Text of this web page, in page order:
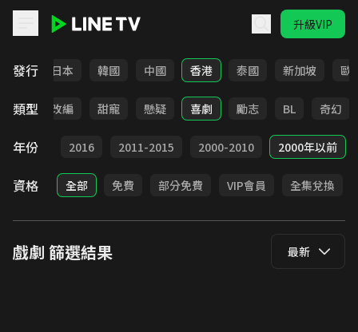
升級VIP
發行
台灣 日本 韓國 中國 香港 泰國 新加坡 歐
類型
都會 改編 甜寵 懸疑 喜劇 勵志 BL 奇幻
年份
2017 2016 2011-2015 2000-2010 2000年以前
資格 全部 免費 部分免費 VIP會員 全集兌換
戲劇 篩選結果 最新